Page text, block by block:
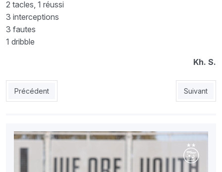
2 tacles, 1 réussi
3 interceptions
3 fautes
1 dribble
Kh. S.
Article précédent : Halaïmi s’est contenté d’une mi-temps
Précédent Article
Suivant